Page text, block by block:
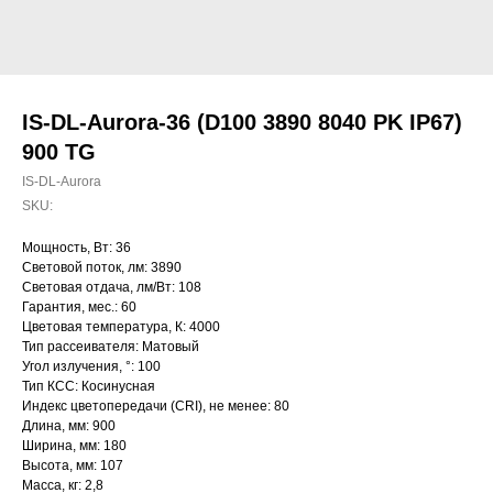
IS-DL-Aurora-36 (D100 3890 8040 PK IP67)
900 TG
IS-DL-Aurora
SKU:
Мощность, Вт: 36
Световой поток, лм: 3890
Световая отдача, лм/Вт: 108
Гарантия, мес.: 60
Цветовая температура, К: 4000
Тип рассеивателя: Матовый
Угол излучения, °: 100
Тип КСС: Косинусная
Индекс цветопередачи (CRI), не менее: 80
Длина, мм: 900
Ширина, мм: 180
Высота, мм: 107
Масса, кг: 2,8